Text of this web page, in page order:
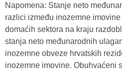
Napomena: Stanje neto
razlici između inozemne
domaćih sektora na kraju
stanja neto međunarodnih
inozemne obveze hrvatskih
inozemne imovine. Obuhvaćeni